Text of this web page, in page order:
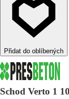
Schod Verto 1